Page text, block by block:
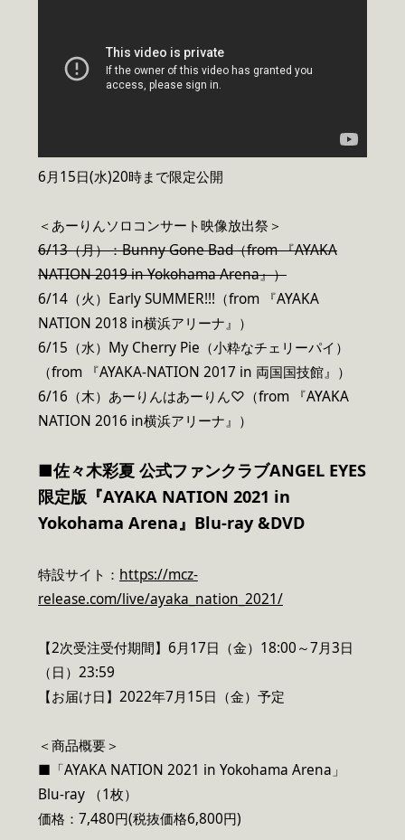
6月15日(水)20時まで限定公開
＜あーりんソロコンサート映像放出祭＞
6/13（月）：Bunny Gone Bad（from 『AYAKA
NATION 2019 in Yokohama Arena』）
6/14（火）Early SUMMER!!!（from 『AYAKA
NATION 2018 in横浜アリーナ』）
6/15（水）My Cherry Pie（小粋なチェリーパイ）
（from 『AYAKA-NATION 2017 in 両国国技館』）
6/16（木）あーりんはあーりん♡（from 『AYAKA
NATION 2016 in横浜アリーナ』）
■佐々木彩夏 公式ファンクラブANGEL EYES
限定版『AYAKA NATION 2021 in
Yokohama Arena』Blu-ray &DVD
特設サイト： https://mcz-
release.com/live/ayaka_nation_2021/
【2次受注受付期間】6月17日（金）18:00～7月3日
（日）23:59
【お届け日】2022年7月15日（金）予定
＜商品概要＞
■「AYAKA NATION 2021 in Yokohama Arena」
Blu-ray （1枚）
価格：7,480円(税抜価格6,800円)